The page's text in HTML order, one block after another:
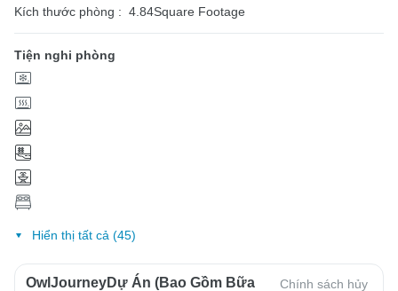
Kích thước phòng : 4.84Square Footage
Tiện nghi phòng
Hiển thị tất cả (45)
OwlJourneyDự Án (Bao Gồm Bữa
Chính sách hủy